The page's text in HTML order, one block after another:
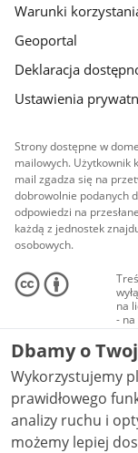
Warunki
Geoportal
Deklaracja
Ustawienia
Strony dostępne w
mailowych. Użytkownik
mail zgadza się na
dobrowolnie podanych
odpowiedzi na
każdą z jednostek
osobowych.
na
- na
Dbamy o
Wykorzystujemy
prawidłowego
analizy ruchu i
możemy lepiej